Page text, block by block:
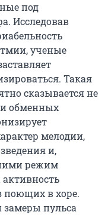
под
Исследовав
ученые
Такая
сказывается не
и обменных
мелодии,
и,
режим
в хоре.
пульса